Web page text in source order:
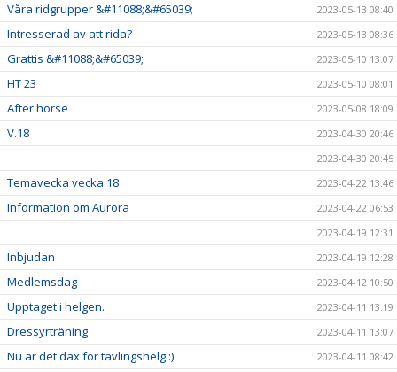
Våra ridgrupper &#11088;&#65039; 2023-05-13 08:40
Intresserad av att rida? 2023-05-13 08:36
Grattis &#11088;&#65039; 2023-05-10 13:07
HT 23 2023-05-10 08:01
After horse 2023-05-08 18:09
V.18
2023-04-30 20:46
2023-04-30 20:45
Temavecka vecka 18 2023-04-22 13:46
Information om Aurora
2023-04-22 06:53
2023-04-19 12:31
Inbjudan 2023-04-19 12:28
Medlemsdag 2023-04-12 10:50
Upptaget i helgen. 2023-04-11 13:19
Dressyrträning 2023-04-11 13:07
Nu är det dax för tävlingshelg :) 2023-04-11 08:42